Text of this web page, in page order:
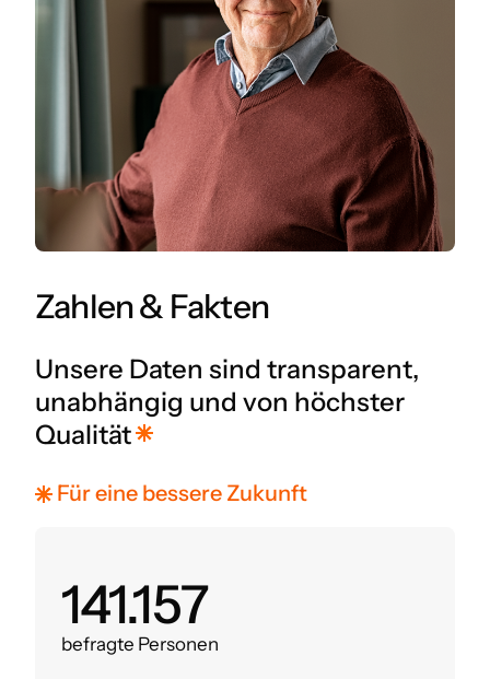
Zahlen & Fakten
Unsere Daten sind transparent,
unabhängig und von höchster
Qualität
Für eine bessere Zukunft
160.000
befragte Personen